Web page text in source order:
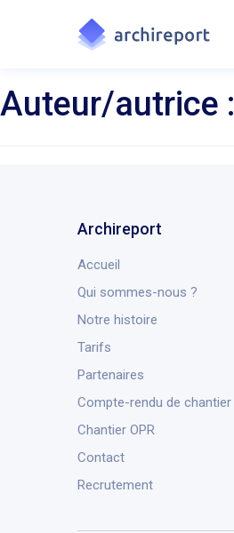
Auteur/autrice :
Archireport
Accueil
Qui sommes-nous ?
Notre histoire
Tarifs
Partenaires
Compte-rendu de chantier
Chantier OPR
Contact
Recrutement